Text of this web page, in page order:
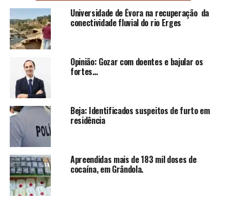
Universidade de Évora na recuperação da
conectividade fluvial do rio Erges
Opinião: Gozar com doentes e bajular os
fortes…
Beja: Identificados suspeitos de furto em
residência
Apreendidas mais de 183 mil doses de
cocaína, em Grândola.